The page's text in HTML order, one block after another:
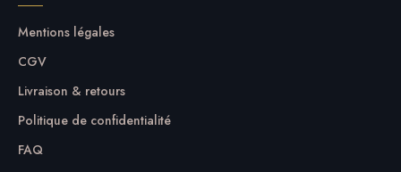
Mentions légales
CGV
Livraison & retours
Politique de confidentialité
FAQ